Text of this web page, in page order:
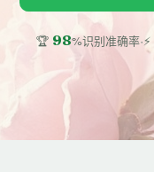
🏆 98%识别准确率·⚡